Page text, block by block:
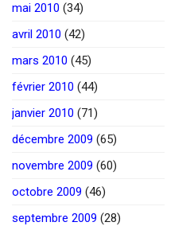
mai 2010 (34)
avril 2010 (42)
mars 2010 (45)
février 2010 (44)
janvier 2010 (71)
décembre 2009 (65)
novembre 2009 (60)
octobre 2009 (46)
septembre 2009 (28)